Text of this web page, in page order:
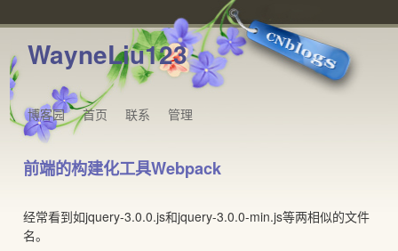
WayneLiu123
博客园 首页 联系 管理
前端的构建化工具Webpack
经常看到如jquery-3.0.0.js和jquery-3.0.0-min.js等两相似的文件
名。